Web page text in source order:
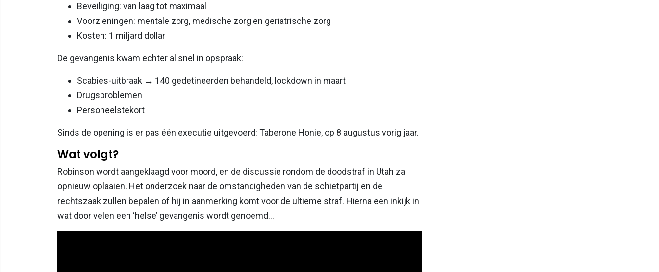
Beveiliging: van laag tot maximaal
Voorzieningen: mentale zorg, medische zorg en geriatrische zorg
Kosten: 1 miljard dollar
De gevangenis kwam echter al snel in opspraak:
Scabies-uitbraak → 140 gedetineerden behandeld, lockdown in maart
Drugsproblemen
Personeelstekort
Sinds de opening is er pas één executie uitgevoerd: Taberone Honie, op 8 augustus vorig jaar.
Wat volgt?
Robinson wordt aangeklaagd voor moord, en de discussie rondom de doodstraf in Utah zal
opnieuw oplaaien. Het onderzoek naar de omstandigheden van de schietpartij en de
rechtszaak zullen bepalen of hij in aanmerking komt voor de ultieme straf. Hierna een inkijk in
wat door velen een ‘helse’ gevangenis wordt genoemd…